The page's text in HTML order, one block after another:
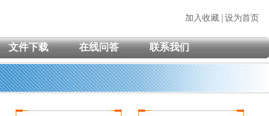
加入收藏| 设为首页
文件下载 在线问答 联系我们